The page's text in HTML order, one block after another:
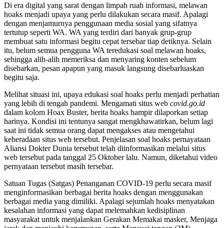
Di era digital yang sarat dengan limpah ruah informasi, melawan
hoaks menjadi upaya yang perlu dilakukan secara masif. Apalagi
dengan menjamurnya penggunaan media sosial yang sifatnya
tertutup seperti WA. WA yang terdiri dari banyak grup-grup
membuat satu informasi begitu cepat tersebar tiap detiknya. Selain
itu, belum semua pengguna WA teredukasi soal melawan hoaks,
sehingga alih-alih memeriksa dan menyaring konten sebelum
disebarkan, pesan apapun yang masuk langsung disebarluaskan
begitu saja.
Melihat situasi ini, upaya edukasi soal hoaks perlu menjadi perhatian
yang lebih di tengah pandemi. Mengamati situs web covid.go.id
dalam kolom Hoax Buster, berita hoaks hampir dilaporkan setiap
harinya. Kondisi ini tentunya sangat mengkhawatirkan, belum lagi
saat ini tidak semua orang dapat mengakses atau mengetahui
keberadaan situs web tersebut. Penjelasan soal hoaks pernayataan
Aliansi Dokter Dunia tersebut telah diinformasikan melalui situs
web tersebut pada tanggal 25 Oktober lalu. Namun, diketahui video
pernyataan tersebut masih tersebar.
Satuan Tugas (Satgas) Penanganan COVID-19 perlu secara masif
menginformasikan berbagai berita hoaks dengan menggunakan
berbagai media yang dimiliki. Apalagi sejumlah hoaks menyatakan
kesalahan informasi yang dapat melemahkan kedisiplinan
masyarakat untuk menjalankan Gerakan Memakai masker, Menjaga